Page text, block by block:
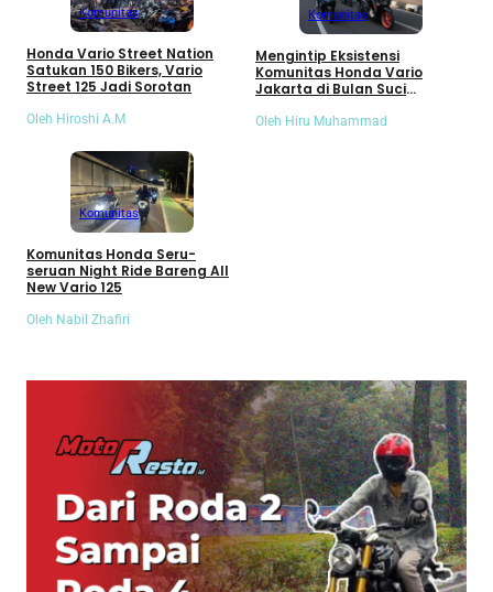
Komunitas
Honda Vario Street Nation
Satukan 150 Bikers, Vario
Street 125 Jadi Sorotan
Oleh Hiroshi A.M
Komunitas
Mengintip Eksistensi
Komunitas Honda Vario
Jakarta di Bulan Suci
Oleh Hiru Muhammad
Komunitas
Komunitas Honda Seru-
seruan Night Ride Bareng All
New Vario 125
Oleh Nabil Zhafiri